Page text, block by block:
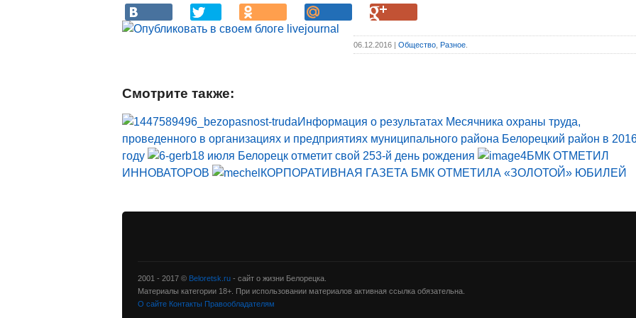
06.12.2016 | Общество Разное
Смотрите также:
Информация о результатах Месячника охраны труда,
проведенного в организациях и предприятиях муниципального района Белорецкий район в
году
18 июля Белорецк отметит свой 253-й день рождения
БМК ОТМЕТИЛ
ИННОВАТОРОВ
КОРПОРАТИВНАЯ ГАЗЕТА БМК ОТМЕТИЛА «ЗОЛОТОЙ» ЮБИЛЕЙ
2001 - 2017 © Beloretsk.ru - сайт о жизни Белорецка.
Материалы категории 18+. При использовании материалов активная ссылка обязательна.
О сайте Контакты Правообладателям